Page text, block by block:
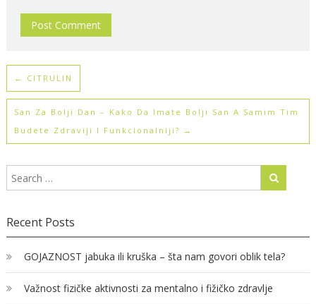
← CITRULIN
San Za Bolji Dan – Kako Da Imate Bolji San A Samim Tim
Budete Zdraviji I Funkcionalniji? →
Recent Posts
GOJAZNOST jabuka ili kruška – šta nam govori oblik tela?
Važnost fizičke aktivnosti za mentalno i fižičko zdravlje